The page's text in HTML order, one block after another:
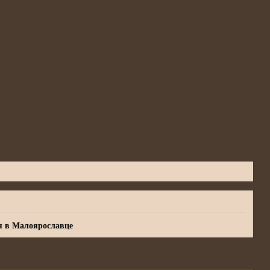
в Малоярославце